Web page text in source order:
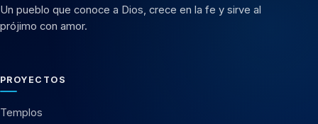
Un pueblo que conoce a Dios, crece en la fe y sirve al
prójimo con amor.
PROYECTOS
Templos